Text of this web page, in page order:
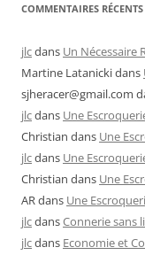
COMMENTAIRES RÉCENTS
jlcdans Un Nécessaire
Martine Latanickidans
sjheracer@gmail.com
jlcdans Une
Christian dans Une
jlcdans Une
Christian dans Une
ARdans Une
jlcdansConnerie sans
jlcdans Economie et